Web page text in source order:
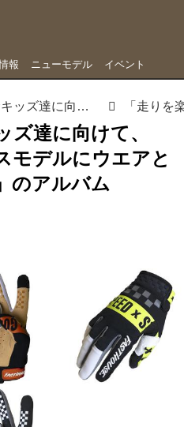
報 ニューモデル イベント
走りを楽しむキッズ達に向けて、FASTHOUSEユースモデルにウエアとグローブが新登場
ズ達に向けて、
モデルにウエアと
のアルバム